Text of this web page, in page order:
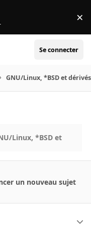
. ×
Se connecter
GNU/Linux, *BSD et
Linux, *BSD et
un nouveau sujet